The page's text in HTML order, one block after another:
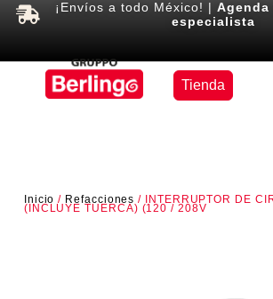
¡Envíos a todo México! |
especialista
Tienda
Inicio / Refacciones / INTERRUPTOR DE
(INCLUYE TUERCA) (120 / 208V